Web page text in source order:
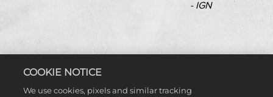
COOKIE NOTICE
We use cookies, pixels and similar tracking